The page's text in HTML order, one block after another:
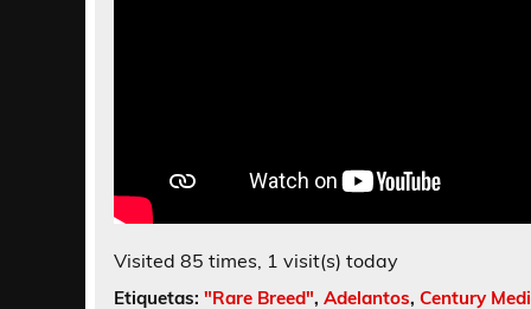
Visited 85 times, 1 visit(s) today
Etiquetas: "Rare Breed", Adelantos, Century